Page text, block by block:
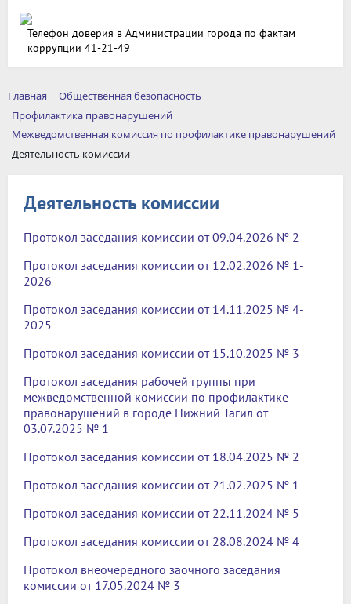
Телефон доверия в Администрации города по фактам
коррупции 41-21-49
Главная
Общественная безопасность
Профилактика правонарушений
Межведомственная комиссия по профилактике правонарушений
Деятельность комиссии
Деятельность комиссии
Протокол заседания комиссии от 09.04.2026 № 2
Протокол заседания комиссии от 12.02.2026 № 1-
2026
Протокол заседания комиссии от 14.11.2025 № 4-
2025
Протокол заседания комиссии от 15.10.2025 № 3
Протокол заседания рабочей группы при
межведомственной комиссии по профилактике
правонарушений в городе Нижний Тагил от
03.07.2025 № 1
Протокол заседания комиссии от 18.04.2025 № 2
Протокол заседания комиссии от 21.02.2025 № 1
Протокол заседания комиссии от 22.11.2024 № 5
Протокол заседания комиссии от 28.08.2024 № 4
Протокол внеочередного заочного заседания
комиссии от 17.05.2024 № 3